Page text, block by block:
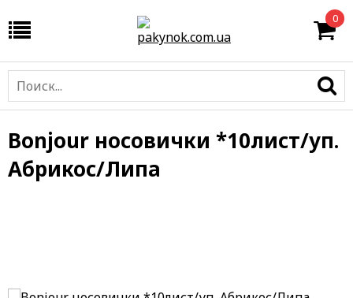
0
Bonjour носовички *10лист/уп.
Абрикос/Липа